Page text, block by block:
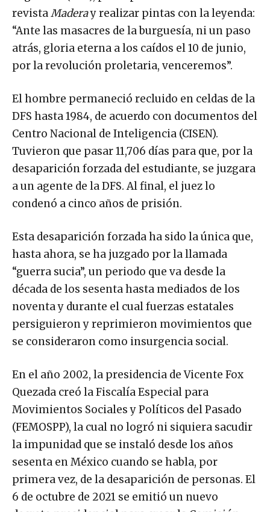
revista Maderay realizar pintas con la leyenda:
“Ante las masacres de la burguesía, ni un paso
atrás, gloria eterna a los caídos el 10 de junio,
por la revolución proletaria, venceremos”.
El hombre permaneció recluido en celdas de la
DFS hasta 1984, de acuerdo con documentos del
Centro Nacional de Inteligencia (CISEN).
Tuvieron que pasar 11,706 días para que, por la
desaparición forzada del estudiante, se juzgara
a un agente de la DFS. Al final, el juez lo
condenó a cinco años de prisión.
Esta desaparición forzada ha sido la única que,
hasta ahora, se ha juzgado por la llamada
“guerra sucia”, un periodo que va desde la
década de los sesenta hasta mediados de los
noventa y durante el cual fuerzas estatales
persiguieron y reprimieron movimientos que
se consideraron como insurgencia social.
En el año 2002, la presidencia de Vicente Fox
Quezada creó la Fiscalía Especial para
Movimientos Sociales y Políticos del Pasado
(FEMOSPP), la cual no logró ni siquiera sacudir
la impunidad que se instaló desde los años
sesenta en México cuando se habla, por
primera vez, de la desaparición de personas. El
6 de octubre de 2021 se emitió un nuevo
decreto presidencial para crear la Comisión